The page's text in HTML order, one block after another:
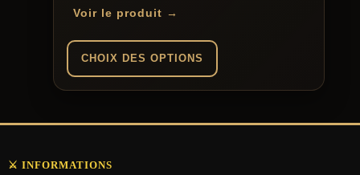
Voir le produit →
CHOIX DES OPTIONS
a
Les
⚔️ INFORMATIONS